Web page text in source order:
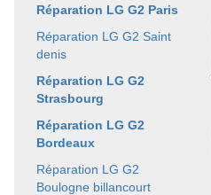
Réparation LG G2 Paris
Réparation LG G2 Saint
denis
Réparation LG G2
Strasbourg
Réparation LG G2
Bordeaux
Réparation LG G2
Boulogne billancourt